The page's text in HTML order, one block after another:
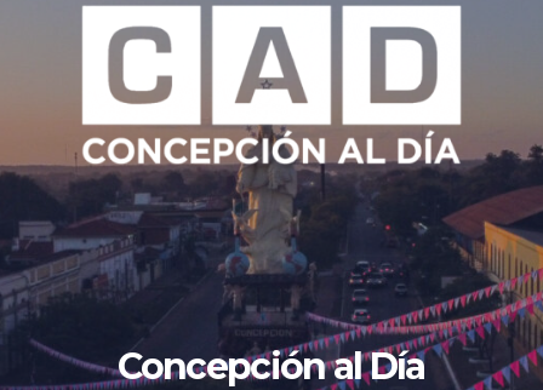
Concepción al Día